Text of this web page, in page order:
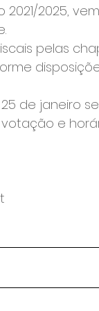
2021/2025,
pelas
de janeiro
e